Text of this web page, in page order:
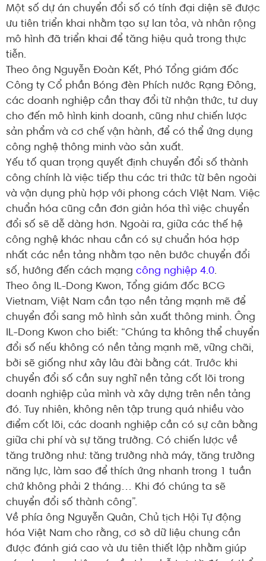
Một số dự án chuyển đổi số có tính đại diện sẽ được
ưu tiên triển khai nhằm tạo sự lan tỏa, và nhân rộng
mô hình đã triển khai để tăng hiệu quả trong thực
tiễn.
Theo ông Nguyễn Đoàn Kết, Phó Tổng giám đốc
Công ty Cổ phần Bóng đèn Phích nước Rạng Đông,
các doanh nghiệp cần thay đổi từ nhận thức, tư duy
cho đến mô hình kinh doanh, cũng như chiến lược
sản phẩm và cơ chế vận hành, để có thể ứng dụng
công nghệ thông minh vào sản xuất.
Yếu tố quan trọng quyết định chuyển đổi số thành
công chính là việc tiếp thu các tri thức từ bên ngoài
và vận dụng phù hợp với phong cách VIệt Nam. Việc
chuẩn hóa cũng cần đơn giản hóa thì việc chuyển
đổi số sẽ dễ dàng hơn. Ngoài ra, giữa các thế hệ
công nghệ khác nhau cần có sự chuẩn hóa hợp
nhất các nền tảng nhằm tạo nên bước chuyển đổi
số, hướng đến cách mạng công nghiệp 4.0.
Theo ông IL-Dong Kwon, Tổng giám đốc BCG
Vietnam, Việt Nam cần tạo nền tảng mạnh mẽ để
chuyển đổi sang mô hình sản xuất thông minh. Ông
IL-Dong Kwon cho biết: “Chúng ta không thể chuyển
đổi số nếu không có nền tảng mạnh mẽ, vững chãi,
bởi sẽ giống như xây lâu đài bằng cát. Trước khi
chuyển đổi số cần suy nghĩ nền tảng cốt lõi trong
doanh nghiệp của mình và xây dựng trên nền tảng
đó. Tuy nhiên, không nên tập trung quá nhiều vào
điểm cốt lõi, các doanh nghiệp cần có sự cân bằng
giữa chi phí và sự tăng trưởng. Có chiến lược về
tăng trưởng như: tăng trưởng nhà máy, tăng trưởng
năng lực, làm sao để thích ứng nhanh trong 1 tuần
chứ không phải 2 tháng… Khi đó chúng ta sẽ
chuyển đổi số thành công”.
Về phía ông Nguyễn Quân, Chủ tịch Hội Tự động
hóa Việt Nam cho rằng, cơ sở dữ liệu chung cần
được đánh giá cao và ưu tiên thiết lập nhằm giúp